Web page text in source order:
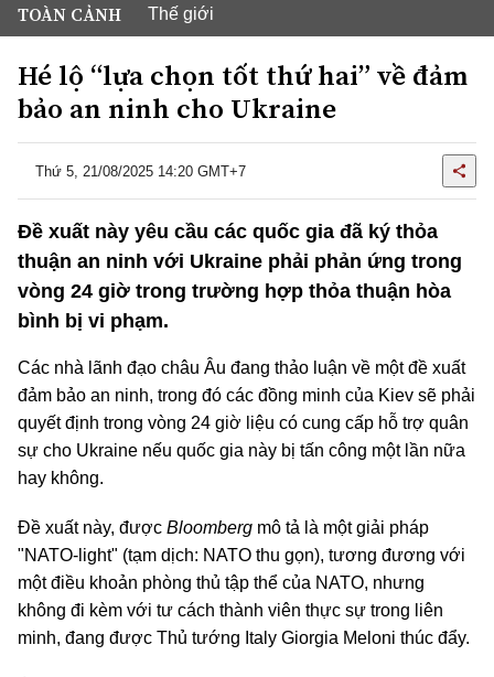
TOÀN CẢNH Thế giới
Hé lộ “lựa chọn tốt thứ hai” về đảm
bảo an ninh cho Ukraine
Thứ 5, 21/08/2025 14:20 GMT+7
Đề xuất này yêu cầu các quốc gia đã ký thỏa
thuận an ninh với Ukraine phải phản ứng trong
vòng 24 giờ trong trường hợp thỏa thuận hòa
bình bị vi phạm.
Các nhà lãnh đạo châu Âu đang thảo luận về một đề xuất
đảm bảo an ninh, trong đó các đồng minh của Kiev sẽ phải
quyết định trong vòng 24 giờ liệu có cung cấp hỗ trợ quân
sự cho Ukraine nếu quốc gia này bị tấn công một lần nữa
hay không.
Đề xuất này, được Bloomberg mô tả là một giải pháp
"NATO-light" (tạm dịch: NATO thu gọn), tương đương với
một điều khoản phòng thủ tập thể của NATO, nhưng
không đi kèm với tư cách thành viên thực sự trong liên
minh, đang được Thủ tướng Italy Giorgia Meloni thúc đẩy.